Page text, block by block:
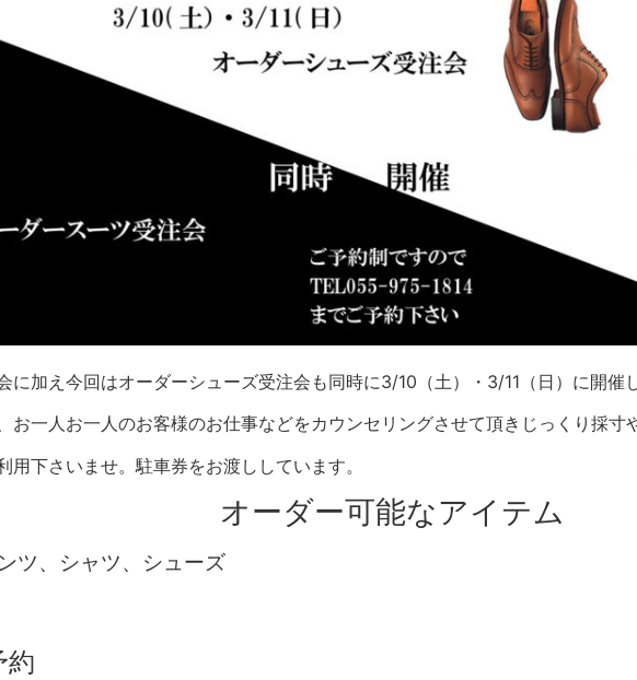
に加え今回はオーダーシューズ受注会も同時に3/10（土）・3/11（日）に開催し
お一人お一人のお客様のお仕事などをカウンセリングさせて頂きじっくり採寸
用下さいませ。駐車券をお渡ししています。
オーダー可能なアイテム
ツ、シャツ、シューズ
約